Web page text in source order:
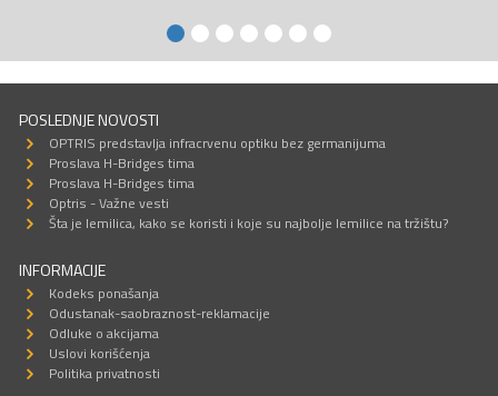
POSLEDNJE NOVOSTI
OPTRIS predstavlja infracrvenu optiku bez germanijuma
Proslava H-Bridges tima
Proslava H-Bridges tima
Optris - Važne vesti
Šta je lemilica, kako se koristi i koje su najbolje lemilice na tržištu?
INFORMACIJE
Kodeks ponašanja
Odustanak-saobraznost-reklamacije
Odluke o akcijama
Uslovi korišćenja
Politika privatnosti